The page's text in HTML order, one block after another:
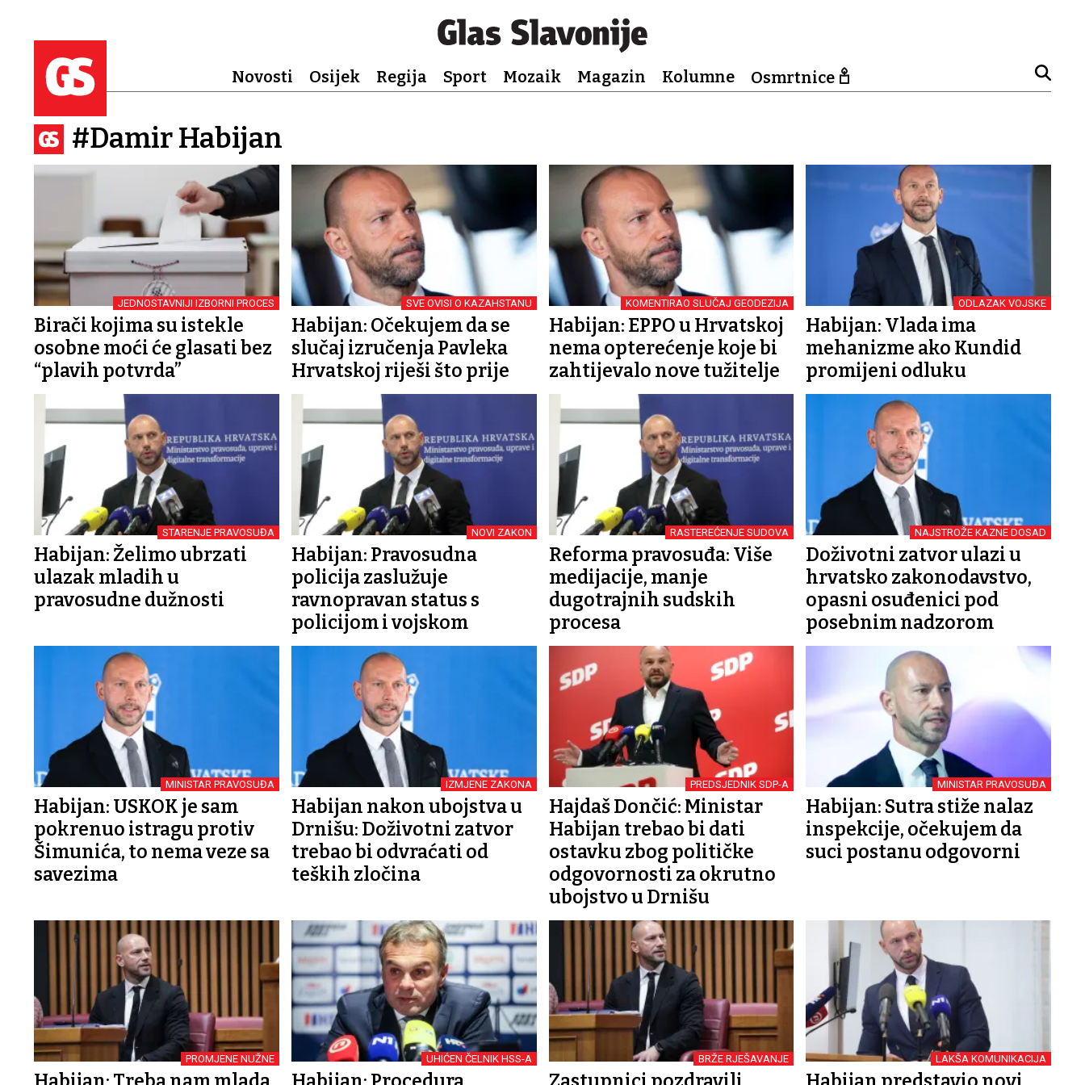
Novosti Osijek Regija Sport Mozaik Magazin Kolumne Osmrtnice
#Damir Habijan
JEDNOSTAVNIJI IZBORNI PROCES
Birači kojima su istekle
osobne moći će glasati bez
“plavih potvrda”
SVE OVISI O KAZAHSTANU
Habijan: Očekujem da se
slučaj izručenja Pavleka
Hrvatskoj riješi što prije
KOMENTIRAO SLUČAJ GEODEZIJA
Habijan: EPPO u Hrvatskoj
nema opterećenje koje bi
zahtijevalo nove tužitelje
ODLAZAK VOJSKE
Habijan: Vlada ima
mehanizme ako Kundid
promijeni odluku
STARENJE PRAVOSUĐA
Habijan: Želimo ubrzati
ulazak mladih u
pravosudne dužnosti
NOVI ZAKON
Habijan: Pravosudna
policija zaslužuje
ravnopravan status s
policijom i vojskom
RASTEREĆENJE SUDOVA
Reforma pravosuđa: Više
medijacije, manje
dugotrajnih sudskih
procesa
NAJSTROŽE KAZNE DOSAD
Doživotni zatvor ulazi u
hrvatsko zakonodavstvo,
opasni osuđenici pod
posebnim nadzorom
MINISTAR PRAVOSUĐA
Habijan: USKOK je sam
pokrenuo istragu protiv
Šimunića, to nema veze sa
savezima
IZMJENE ZAKONA
Habijan nakon ubojstva u
Drnišu: Doživotni zatvor
trebao bi odvraćati od
teških zločina
PREDSJEDNIK SDP-A
Hajdaš Dončić: Ministar
Habijan trebao bi dati
ostavku zbog političke
odgovornosti za okrutno
ubojstvo u Drnišu
MINISTAR PRAVOSUĐA
Habijan: Sutra stiže nalaz
inspekcije, očekujem da
suci postanu odgovorni
PROMJENE NUŽNE UHIĆEN ČELNIK HSS-A BRŽE RJEŠAVANJE LAKŠA KOMUNIKACIJA